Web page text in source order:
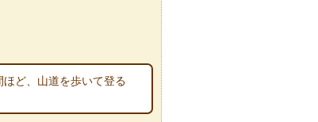
ど、山道を歩いて登る